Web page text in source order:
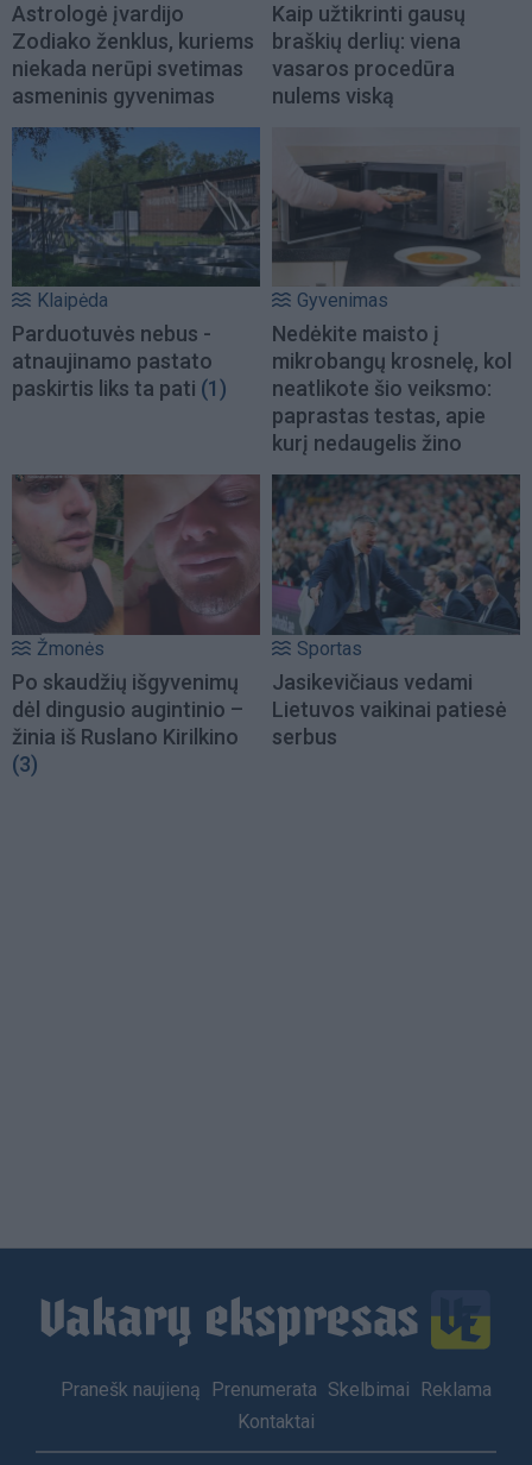
Astrologė įvardijo
Zodiako ženklus, kuriems
niekada nerūpi svetimas
asmeninis gyvenimas
Kaip užtikrinti gausų
braškių derlių: viena
vasaros procedūra
nulems viską
Klaipėda
Parduotuvės nebus -
atnaujinamo pastato
paskirtis liks ta pati (1)
Gyvenimas
Nedėkite maisto į
mikrobangų krosnelę, kol
neatlikote šio veiksmo:
paprastas testas, apie
kurį nedaugelis žino
Žmonės
Po skaudžių išgyvenimų
dėl dingusio augintinio –
žinia iš Ruslano Kirilkino
(3)
Sportas
Jasikevičiaus vedami
Lietuvos vaikinai patiesė
serbus
Footer
Pranešk naujieną Prenumerata Skelbimai
Reklama
Kontaktai